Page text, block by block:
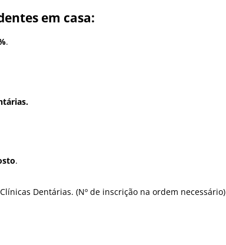
em casa:
.
.
Dentárias. (Nº de inscrição na ordem necessário)